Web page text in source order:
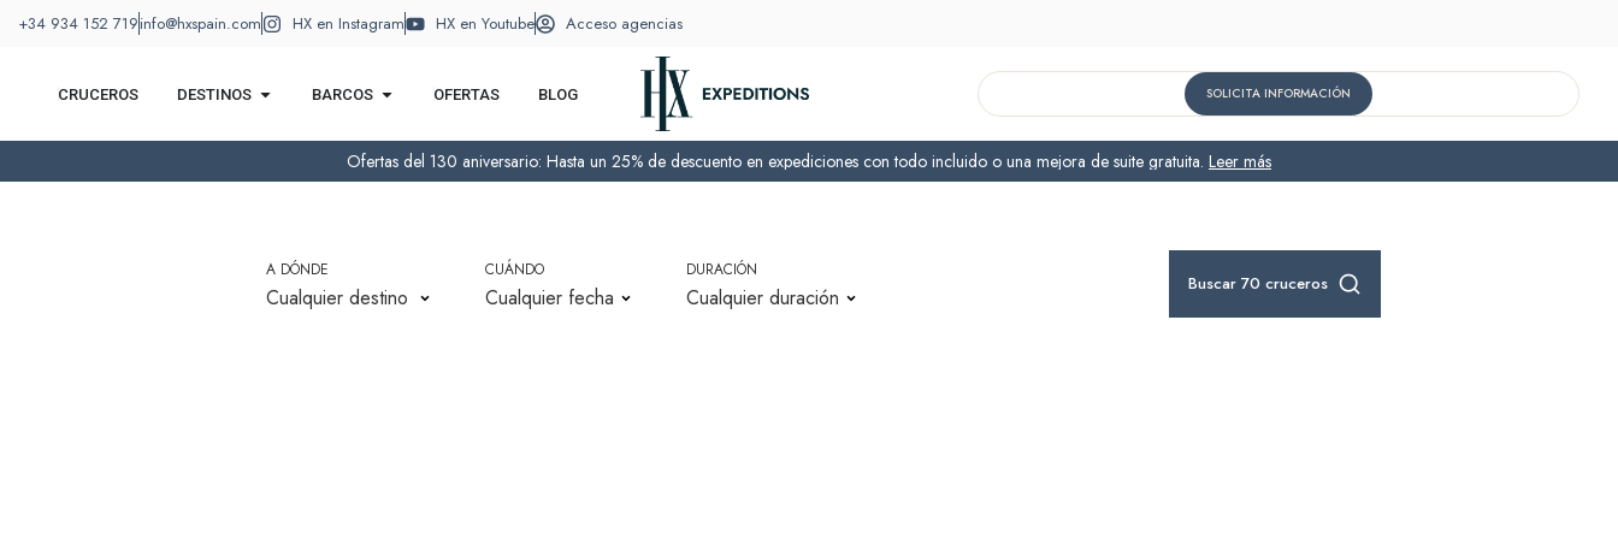
+34 934 152 719info@hxspain.com HX en Instagram HX en Youtube Acceso agencias
CRUCEROS DESTINOS BARCOS OFERTAS BLOG SOLICITA INFORMACIÓN
Ofertas del 130 aniversario: Hasta un 25% de descuento en expediciones con todo incluido o una mejora de suite gratuita. Leer más